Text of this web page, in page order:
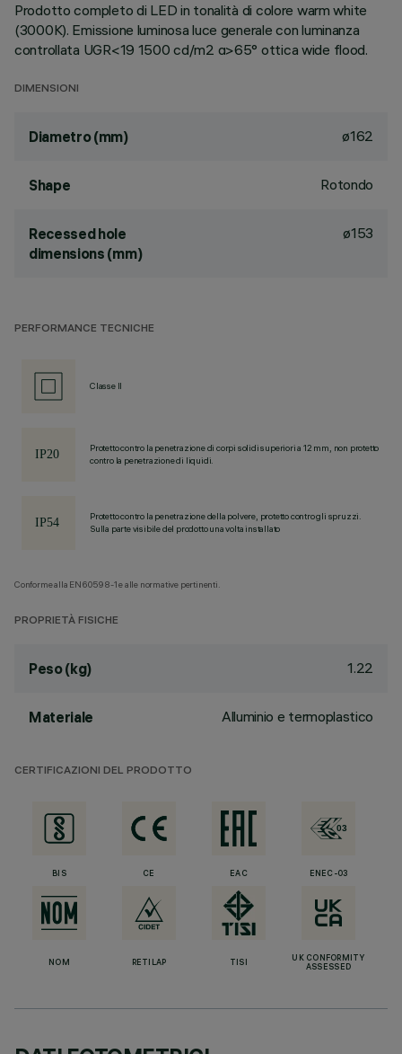
Prodotto completo di LED in tonalità di colore warm white
(3000K). Emissione luminosa luce generale con luminanza
controllata UGR<19 1500 cd/m2 α>65° ottica wide flood.
DIMENSIONI
Diametro (mm) ø162
Shape Rotondo
Recessed hole
dimensions (mm)
ø153
PERFORMANCE TECNICHE
Classe II
Protetto contro la penetrazione di corpi solidi superiori a 12 mm, non protetto
contro la penetrazione di liquidi.
Protetto contro la penetrazione della polvere, protetto contro gli spruzzi.
Sulla parte visibile del prodotto una volta installato
Conforme alla EN60598-1 e alle normative pertinenti.
PROPRIETÀ FISICHE
Peso (kg) 1.22
Materiale Alluminio e termoplastico
CERTIFICAZIONI DEL PRODOTTO
BIS CE EAC ENEC-03
NOM RETILAP TISI
UK CONFORMITY
ASSESSED